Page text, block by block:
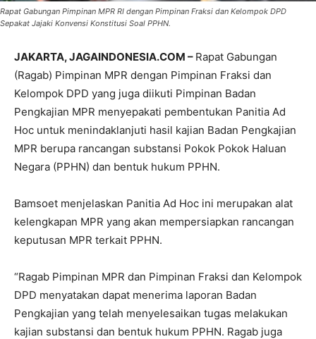
Rapat Gabungan Pimpinan MPR RI dengan Pimpinan Fraksi dan Kelompok DPD
Sepakat Jajaki Konvensi Konstitusi Soal PPHN.
JAKARTA, JAGAINDONESIA.COM – Rapat Gabungan
(Ragab) Pimpinan MPR dengan Pimpinan Fraksi dan
Kelompok DPD yang juga diikuti Pimpinan Badan
Pengkajian MPR menyepakati pembentukan Panitia Ad
Hoc untuk menindaklanjuti hasil kajian Badan Pengkajian
MPR berupa rancangan substansi Pokok Pokok Haluan
Negara (PPHN) dan bentuk hukum PPHN.
Bamsoet menjelaskan Panitia Ad Hoc ini merupakan alat
kelengkapan MPR yang akan mempersiapkan rancangan
keputusan MPR terkait PPHN.
“Ragab Pimpinan MPR dan Pimpinan Fraksi dan Kelompok
DPD menyatakan dapat menerima laporan Badan
Pengkajian yang telah menyelesaikan tugas melakukan
kajian substansi dan bentuk hukum PPHN. Ragab juga